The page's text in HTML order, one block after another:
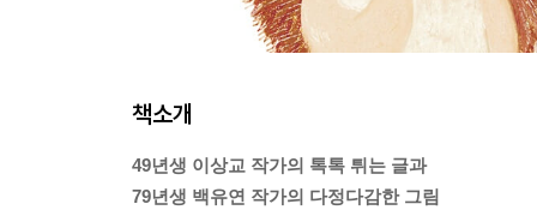
책소개
49년생 이상교 작가의 톡톡 튀는 글과
79년생 백유연 작가의 다정다감한 그림